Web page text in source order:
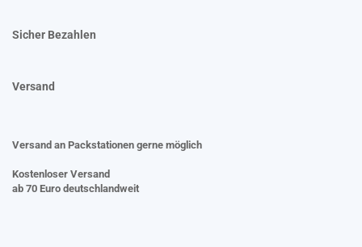
Sicher Bezahlen
Versand
Versand an Packstationen gerne möglich
Kostenloser Versand
ab 70 Euro deutschlandweit